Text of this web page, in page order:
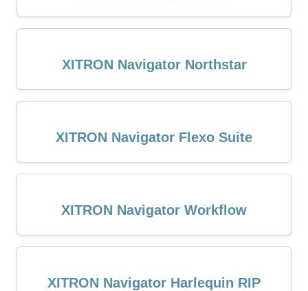
XITRON Navigator Northstar
XITRON Navigator Flexo Suite
XITRON Navigator Workflow
XITRON Navigator Harlequin RIP